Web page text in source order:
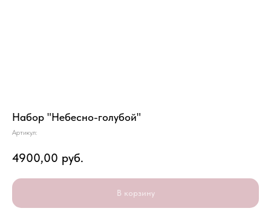
Набор "Небесно-голубой"
Артикул:
4900,00 руб.
В корзину